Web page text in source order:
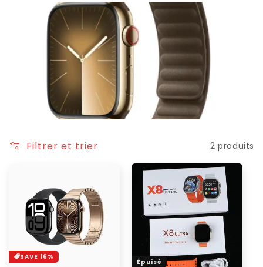
Filtrer et trier 2 produits
SAVE 16%
Épuisé